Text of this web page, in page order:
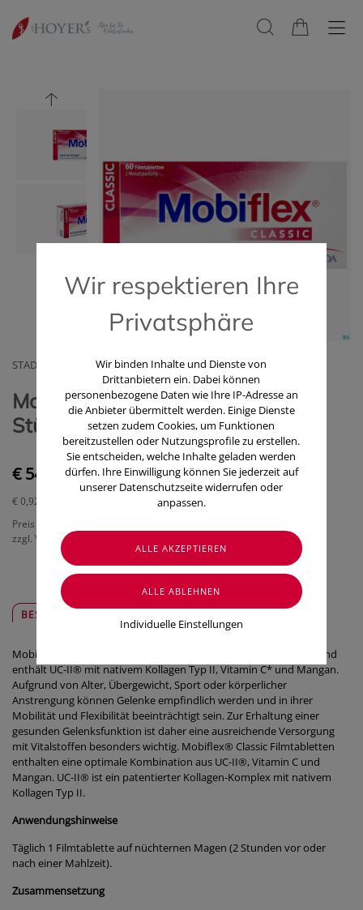
STADA ARZNEIMITTEL GMBH, OTC
Mobiflex Filmtabletten Classic 60
Stück
€ 54,90
€ 0,92
Preis inkl. MwSt.
zzgl. Versandkosten
BESCHREIBUNG
Mobiflex® Classic ist ein wertvolles Nahrungsergänzungsmittel und
enthält UC-II® mit nativem Kollagen Typ II, Vitamin C* und Mangan.
Aufgrund von Alter, Übergewicht, Sport oder körperlicher
Anstrengung können Gelenke empfindlich werden und in ihrer
Mobilität und Flexibilität beeinträchtigt sein. Zur Erhaltung einer
gesunden Gelenksfunktion ist daher eine ausreichende Versorgung
mit Vitalstoffen besonders wichtig. Mobiflex® Classic Filmtabletten
enthalten eine optimale Kombination aus UC-II®, Vitamin C und
Mangan. UC-II® ist ein patentierter Kollagen-Komplex mit nativem
Kollagen Typ II.
Anwendungshinweise
Täglich 1 Filmtablette auf nüchternen Magen (2 Stunden vor oder
nach einer Mahlzeit).
Zusammensetzung
Wir respektieren Ihre
Privatsphäre
Wir binden Inhalte und Dienste von
Drittanbietern ein. Dabei können
personenbezogene Daten wie Ihre IP-Adresse an
die Anbieter übermittelt werden. Einige Dienste
setzen zudem Cookies, um Funktionen
bereitzustellen oder Nutzungsprofile zu erstellen.
Sie entscheiden, welche Inhalte geladen werden
dürfen. Ihre Einwilligung können Sie jederzeit auf
unserer Datenschutzseite widerrufen oder
anpassen.
Individuelle Einstellungen